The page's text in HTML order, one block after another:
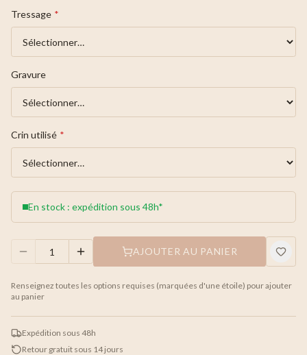
Tressage *
Gravure
Crin utilisé *
En stock : expédition sous 48h*
AJOUTER AU PANIER
Renseignez toutes les options requises (marquées d'une étoile) pour ajouter
au panier
Expédition sous 48h
Retour gratuit sous 14 jours